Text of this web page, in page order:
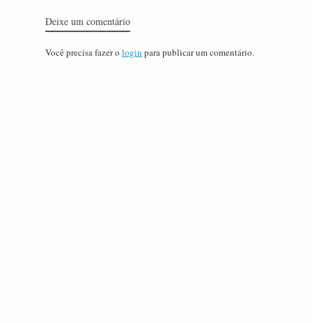
Deixe um comentário
Você precisa fazer o login para publicar um comentário.